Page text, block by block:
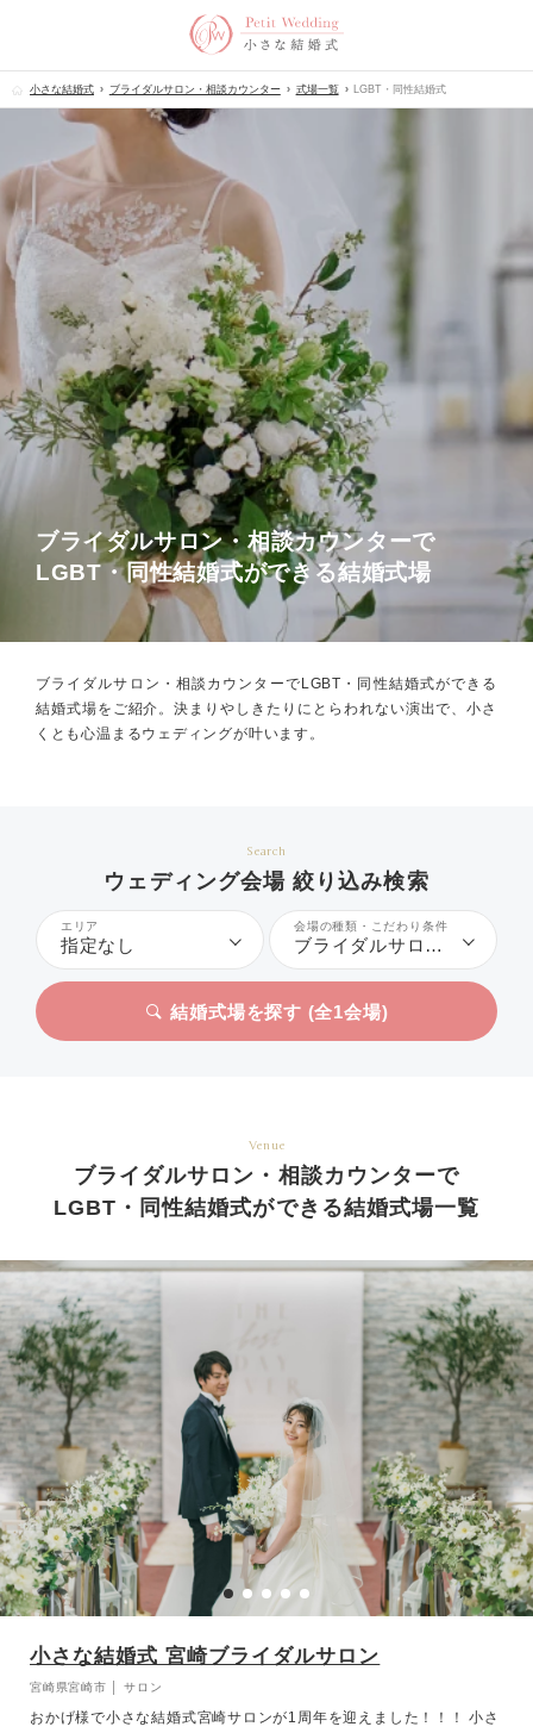
小さな結婚式 ブライダルサロン・相談カウンター 式場一覧 LGBT・同性結婚式
ブライダルサロン・相談カウンターで
LGBT・同性結婚式ができる結婚式場
ブライダルサロン・相談カウンターでLGBT・同性結婚式ができる
結婚式場をご紹介。決まりやしきたりにとらわれない演出で、小さ
くとも心温まるウェディングが叶います。
Search
ウェディング会場 絞り込み検索
エリア
指定なし
会場の種類・こだわり条件
ブライダルサロン・相談カウンター、LGBT・同性結婚式
結婚式場を探す (全1会場)
Venue
ブライダルサロン・相談カウンターで
LGBT・同性結婚式ができる結婚式場一覧
小さな結婚式 宮崎ブライダルサロン
宮崎県宮崎市 │ サロン
おかげ様で小さな結婚式宮崎サロンが1周年を迎えました！！！ 小さ